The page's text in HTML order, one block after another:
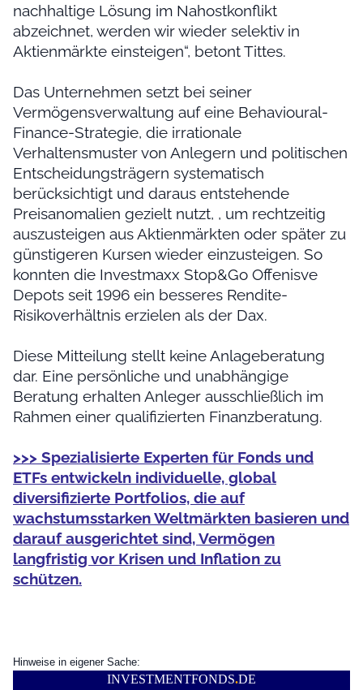
nachhaltige Lösung im Nahostkonflikt
abzeichnet, werden wir wieder selektiv in
Aktienmärkte einsteigen“, betont Tittes.
Das Unternehmen setzt bei seiner
Vermögensverwaltung auf eine Behavioural-
Finance-Strategie, die irrationale
Verhaltensmuster von Anlegern und politischen
Entscheidungsträgern systematisch
berücksichtigt und daraus entstehende
Preisanomalien gezielt nutzt, , um rechtzeitig
auszusteigen aus Aktienmärkten oder später zu
günstigeren Kursen wieder einzusteigen. So
konnten die Investmaxx Stop&Go Offenisve
Depots seit 1996 ein besseres Rendite-
Risikoverhältnis erzielen als der Dax.
Diese Mitteilung stellt keine Anlageberatung
dar. Eine persönliche und unabhängige
Beratung erhalten Anleger ausschließlich im
Rahmen einer qualifizierten Finanzberatung.
>>> Spezialisierte Experten für Fonds und
ETFs entwickeln individuelle, global
diversifizierte Portfolios, die auf
wachstumsstarken Weltmärkten basieren und
darauf ausgerichtet sind, Vermögen
langfristig vor Krisen und Inflation zu
schützen.
Hinweise in eigener Sache:
INVESTMENTFONDS.DE